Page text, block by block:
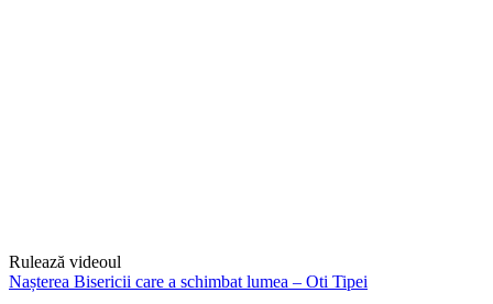
Rulează videoul
Nașterea Bisericii care a schimbat lumea – Oti Tipei